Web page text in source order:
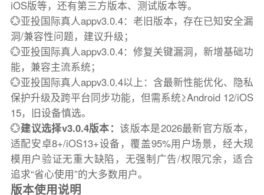
iOS版等，还有第三方版本、测试版本等。
💮亚投国际真人appv3.0.4：老旧版本，存在已知安全漏
洞/兼容性问题，建议升级；
💮亚投国际真人appv3.0.4：修复关键漏洞，新增基础功
能，兼容主流系统；
💮亚投国际真人appv3.0.4以上：含最新性能优化、隐私
保护升级及跨平台同步功能，但需系统≥Android 12/iOS
15，旧设备慎选。
💮建议选择v3.0.4版本：该版本是2026最新官方版本，
适配安卓8+/iOS13+设备，覆盖95%用户场景，经大规
模用户验证无重大缺陷，无强制广告/权限冗余，适合
追求“省心使用”的大多数用户。
版本使用说明